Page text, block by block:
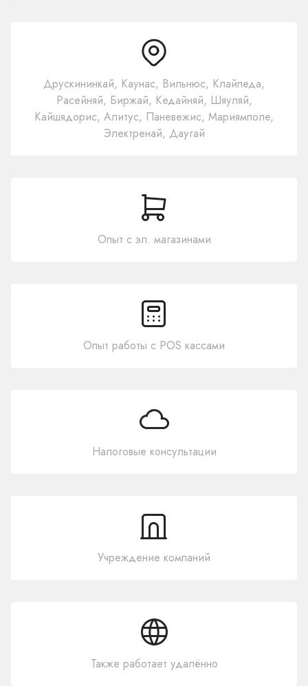
Друскининкай, Каунас, Вильнюс, Клайпеда,
Расейняй, Биржай, Кедайняй, Шяуляй,
Кайшядорис, Алитус, Паневежис, Мариямполе,
Электренай, Даугай
Опыт с эл. магазинами
Опыт работы с POS кассами
Налоговые консультации
Учреждение компаний
Также работает удалённо